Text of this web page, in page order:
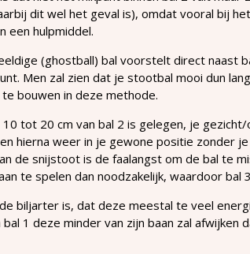
dit wel het geval is), omdat vooral bij
een hulpmiddel.
(ghostball) bal voorstelt direct naast
Men zal zien dat je stootbal mooi dun
bouwen in deze methode.
tot 20 cm van bal 2 is gelegen, je
hierna weer in je gewone positie zonder
de snijstoot is de faalangst om de bal te
te spelen dan noodzakelijk, waardoor bal
biljarter is, dat deze meestal te veel
1 deze minder van zijn baan zal afwijken